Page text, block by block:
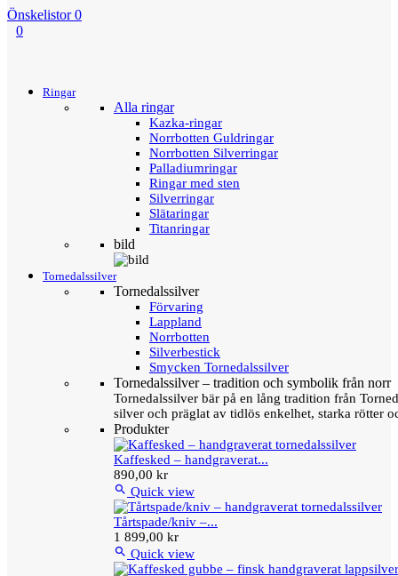
Önskelistor 0
0
Ringar
Alla ringar
Kazka-ringar
Norrbotten Guldringar
Norrbotten Silverringar
Palladiumringar
Ringar med sten
Silverringar
Slätaringar
Titanringar
bild
Tornedalssilver
Tornedalssilver
Förvaring
Lappland
Norrbotten
Silverbestick
Smycken Tornedalssilver
Tornedalssilver – tradition och symbolik från norr
Tornedalssilver bär på en lång tradition från
silver och präglat av tidlös enkelhet, starka rötter
Produkter
Kaffesked – handgraverat...
890,00 kr
 Quick view
Tårtspade/kniv –...
1 899,00 kr
 Quick view